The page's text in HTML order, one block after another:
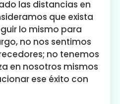
las distancias en
que exista
lo mismo para
no nos sentimos
no tenemos
en nosotros mismos
ese éxito con